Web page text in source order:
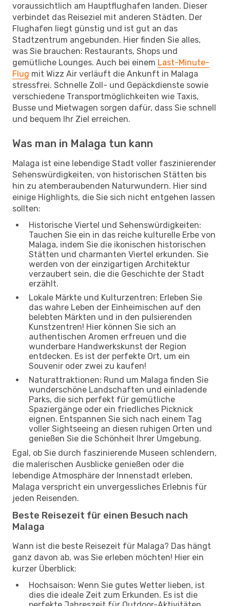
voraussichtlich am Hauptflughafen landen. Dieser
verbindet das Reiseziel mit anderen Städten. Der
Flughafen liegt günstig und ist gut an das
Stadtzentrum angebunden. Hier finden Sie alles,
was Sie brauchen: Restaurants, Shops und
gemütliche Lounges. Auch bei einem Last-Minute-
Flug mit Wizz Air verläuft die Ankunft in Malaga
stressfrei. Schnelle Zoll- und Gepäckdienste sowie
verschiedene Transportmöglichkeiten wie Taxis,
Busse und Mietwagen sorgen dafür, dass Sie schnell
und bequem Ihr Ziel erreichen.
Was man in Malaga tun kann
Malaga ist eine lebendige Stadt voller faszinierender
Sehenswürdigkeiten, von historischen Stätten bis
hin zu atemberaubenden Naturwundern. Hier sind
einige Highlights, die Sie sich nicht entgehen lassen
sollten:
Historische Viertel und Sehenswürdigkeiten:
Tauchen Sie ein in das reiche kulturelle Erbe von
Malaga, indem Sie die ikonischen historischen
Stätten und charmanten Viertel erkunden. Sie
werden von der einzigartigen Architektur
verzaubert sein, die die Geschichte der Stadt
erzählt.
Lokale Märkte und Kulturzentren: Erleben Sie
das wahre Leben der Einheimischen auf den
belebten Märkten und in den pulsierenden
Kunstzentren! Hier können Sie sich an
authentischen Aromen erfreuen und die
wunderbare Handwerkskunst der Region
entdecken. Es ist der perfekte Ort, um ein
Souvenir oder zwei zu kaufen!
Naturattraktionen: Rund um Malaga finden Sie
wunderschöne Landschaften und einladende
Parks, die sich perfekt für gemütliche
Spaziergänge oder ein friedliches Picknick
eignen. Entspannen Sie sich nach einem Tag
voller Sightseeing an diesen ruhigen Orten und
genießen Sie die Schönheit Ihrer Umgebung.
Egal, ob Sie durch faszinierende Museen schlendern,
die malerischen Ausblicke genießen oder die
lebendige Atmosphäre der Innenstadt erleben,
Malaga verspricht ein unvergessliches Erlebnis für
jeden Reisenden.
Beste Reisezeit für einen Besuch nach
Malaga
Wann ist die beste Reisezeit für Malaga? Das hängt
ganz davon ab, was Sie erleben möchten! Hier ein
kurzer Überblick:
Hochsaison: Wenn Sie gutes Wetter lieben, ist
dies die ideale Zeit zum Erkunden. Es ist die